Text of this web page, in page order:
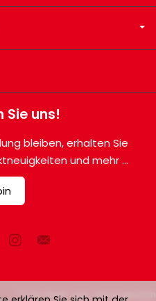
Sie uns!
bleiben, erhalten Sie
und mehr ...
*) inkl. MwSt. zzgl. Versandkosten